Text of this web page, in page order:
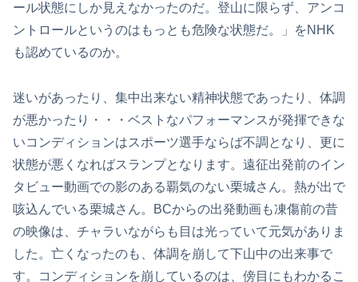
ール状態にしか見えなかったのだ。登山に限らず、アンコ
ントロールというのはもっとも危険な状態だ。」をNHK
も認めているのか。
迷いがあったり、集中出来ない精神状態であったり、体調
が悪かったり・・・ベストなパフォーマンスが発揮できな
いコンディションはスポーツ選手ならば不調となり、更に
状態が悪くなればスランプとなります。遠征出発前のイン
タビュー動画での影のある覇気のない栗城さん。熱が出で
咳込んでいる栗城さん。BCからの出発動画も凍傷前の昔
の映像は、チャラいながらも目は光っていて元気がありま
した。亡くなったのも、体調を崩して下山中の出来事で
す。コンディションを崩しているのは、傍目にもわかるこ